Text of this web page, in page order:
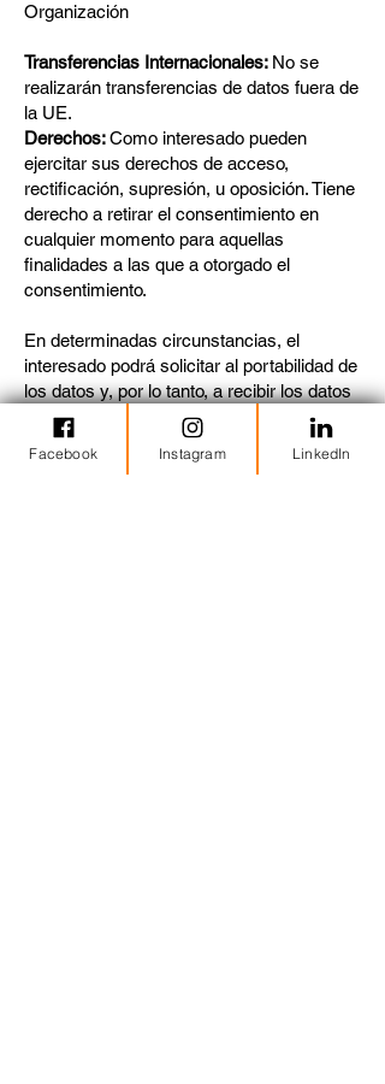
Organización
Transferencias Internacionales: No se
realizarán transferencias de datos fuera de
la UE.
Derechos:Como interesado pueden
ejercitar sus derechos de acceso,
rectificación, supresión, u oposición. Tiene
derecho a retirar el consentimiento en
cualquier momento para aquellas
finalidades a las que a otorgado el
consentimiento.
En determinadas circunstancias, el
interesado podrá solicitar al portabilidad de
los datos y, por lo tanto, a recibir los datos
personales que le incumban en un formato
estructurado, de uso común y lectura
mecánica, para poder transmitirlos a otro
Facebook Instagram LinkedIn